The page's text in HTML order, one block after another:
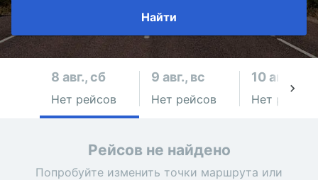
Найти
8 авг., сб
Нет рейсов
9 авг., вс
Нет рейсов
10 авг., пн
Нет рейсов
Рейсов не найдено
Попробуйте изменить точки маршрута или